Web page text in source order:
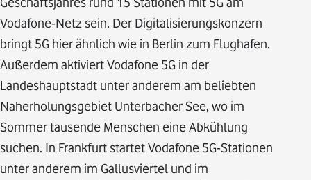
Vodafone-Netz sein. Der Digitalisierungskonzern
bringt 5G hier ähnlich wie in Berlin zum Flughafen.
Außerdem aktiviert Vodafone 5G in der
Landeshauptstadt unter anderem am beliebten
Naherholungsgebiet Unterbacher See, wo im
Sommer tausende Menschen eine Abkühlung
suchen. In Frankfurt startet Vodafone 5G-Stationen
unter anderem im Gallusviertel und im